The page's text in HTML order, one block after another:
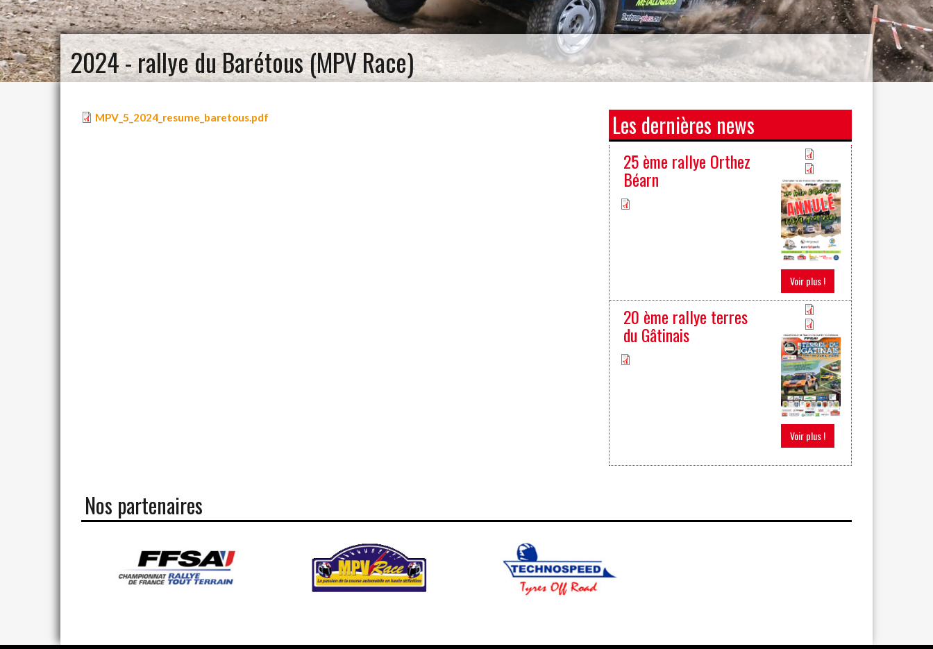
2024 - rallye du Barétous (MPV Race)
MPV_5_2024_resume_baretous.pdf Les dernières news
25 ème rallye Orthez
Béarn
Voir plus !
20 ème rallye terres
du Gâtinais
Voir plus !
Nos partenaires